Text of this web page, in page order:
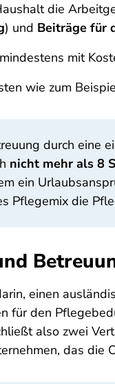
die
) und Beiträge für
mit
wie zum
durch eine
nicht mehr als 8
ein
Pflegemix die
einen
für den
also zwei
das die